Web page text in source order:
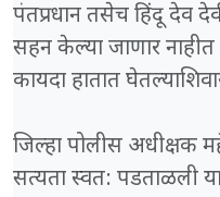
पंतप्रधान तसेच हिंदू देव
सहन केल्या जाणार
कायदा हातात
जिल्हा पोलीस अधीक्षक
सत्यता स्वत: पडताळली